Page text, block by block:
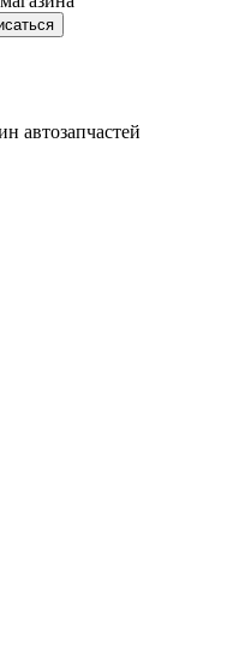
автозапчастей